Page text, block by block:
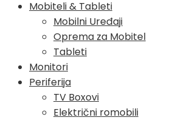
Mobiteli & Tableti
Mobilni Uređaji
Oprema za Mobitel
Tableti
Monitori
Periferija
TV Boxovi
Električni romobili